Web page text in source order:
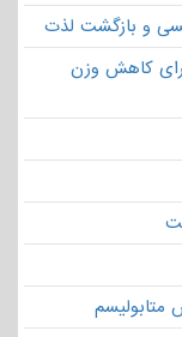
و بازگشت لذت
کاهش وزن
متابولیسم